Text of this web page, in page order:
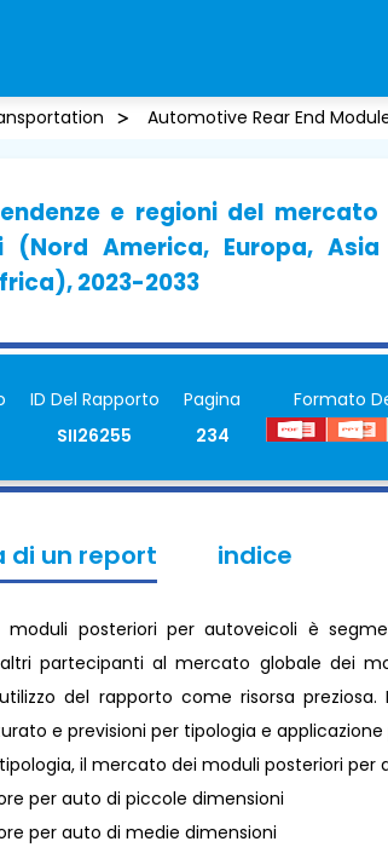
Automotive Rear End
e regioni del
(Nord America, Europa,
2023-2033
ID Del Rapporto
SII26255
Pagina
234
Formato
di un report indice
posteriori per autoveicoli è
partecipanti al mercato globale dei
del rapporto come risorsa
e previsioni per tipologia e applicazione
il mercato dei moduli posteriori per
per auto di piccole dimensioni
per auto di medie dimensioni